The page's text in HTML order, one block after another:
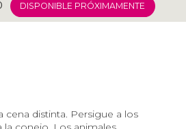
DISPONIBLE PRÓXIMAMENTE
cena distinta. Persigue a los